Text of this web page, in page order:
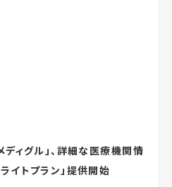
ィグル」、詳細な医療機関情
イトプラン」提供開始